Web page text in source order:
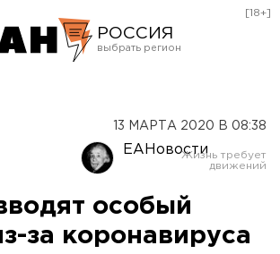
РОССИЯ
Оренбург
[18+]
13 МАРТА 2020 В 08:38
ЕАНовости
особый
за коронавируса